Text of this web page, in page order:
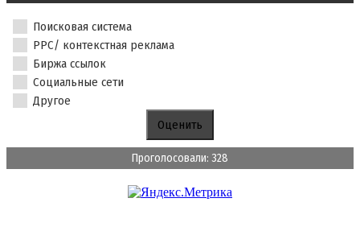
Поисковая система
PPC/ контекстная реклама
Биржа ссылок
Социальные сети
Другое
Проголосовали: 328